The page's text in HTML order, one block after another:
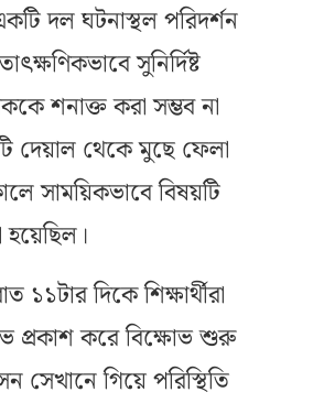
দল ঘটনাস্থল পরিদর্শন
সুনির্দিষ্ট
শনাক্ত করা সম্ভব না
দেয়াল থেকে মুছে ফেলা
সাময়িকভাবে বিষয়টি
হয়েছিল।
১১টার দিকে শিক্ষার্থীরা
প্রকাশ করে বিক্ষোভ শুরু
সেখানে গিয়ে পরিস্থিতি